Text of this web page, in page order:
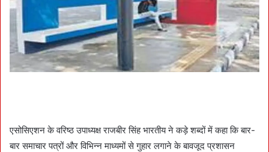
एसोसिएशन के वरिष्ठ उपाध्यक्ष राजबीर सिंह भारतीय ने कड़े शब्दों में कहा कि बार-
बार समाचार पत्रों और विभिन्न माध्यमों से गुहार लगाने के बावजूद प्रशासन